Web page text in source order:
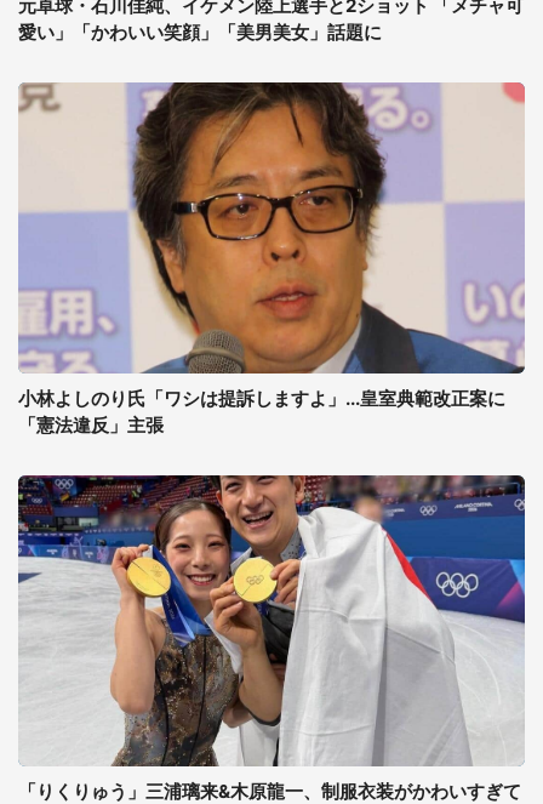
元卓球・石川佳純、イケメン陸上選手と2ショット 「メチャ可
愛い」「かわいい笑顔」「美男美女」話題に
小林よしのり氏「ワシは提訴しますよ」...皇室典範改正案に
「憲法違反」主張
「りくりゅう」三浦璃来&木原龍一、制服衣装がかわいすぎて